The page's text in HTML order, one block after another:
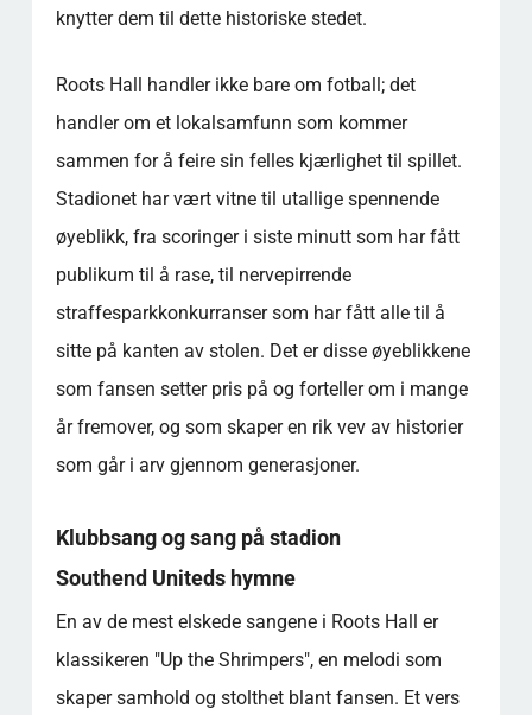
knytter dem til dette historiske stedet.
Roots Hall handler ikke bare om fotball; det
handler om et lokalsamfunn som kommer
sammen for å feire sin felles kjærlighet til spillet.
Stadionet har vært vitne til utallige spennende
øyeblikk, fra scoringer i siste minutt som har fått
publikum til å rase, til nervepirrende
straffesparkkonkurranser som har fått alle til å
sitte på kanten av stolen. Det er disse øyeblikkene
som fansen setter pris på og forteller om i mange
år fremover, og som skaper en rik vev av historier
som går i arv gjennom generasjoner.
Klubbsang og sang på stadion
Southend Uniteds hymne
En av de mest elskede sangene i Roots Hall er
klassikeren "Up the Shrimpers", en melodi som
skaper samhold og stolthet blant fansen. Et vers